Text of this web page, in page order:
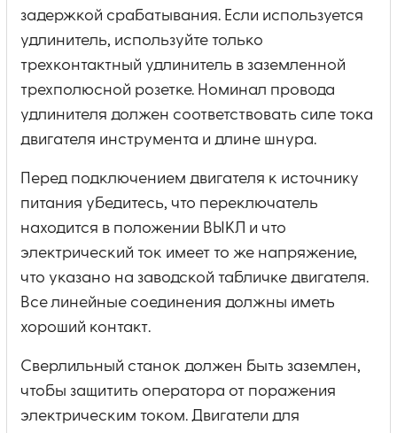
задержкой срабатывания. Если используется
удлинитель, используйте только
трехконтактный удлинитель в заземленной
трехполюсной розетке. Номинал провода
удлинителя должен соответствовать силе тока
двигателя инструмента и длине шнура.
Перед подключением двигателя к источнику
питания убедитесь, что переключатель
находится в положении ВЫКЛ и что
электрический ток имеет то же напряжение,
что указано на заводской табличке двигателя.
Все линейные соединения должны иметь
хороший контакт.
Сверлильный станок должен быть заземлен,
чтобы защитить оператора от поражения
электрическим током. Двигатели для